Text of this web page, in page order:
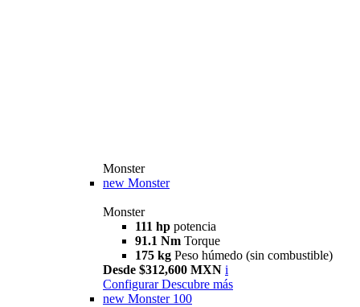
Monster
new Monster
Monster
111 hp potencia
91.1 Nm Torque
175 kg Peso húmedo (sin combustible)
Desde $312,600 MXN i
Configurar Descubre más
new Monster 100